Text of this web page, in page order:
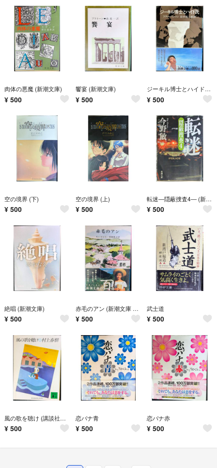
肉体の悪魔 (新潮文庫)
¥ 500
饗宴 (新潮文庫)
¥ 500
ジーキル博士とハイド氏 (新潮文庫)
¥ 500
空の境界 (下)
¥ 500
空の境界 (上)
¥ 500
転迷―隠蔽捜査4― (新潮文庫)
¥ 500
絶唱 (新潮文庫)
¥ 500
赤毛のアン (新潮文庫 モ 4-1)
¥ 500
武士道
¥ 500
風の歌を聴け (講談社文庫 む 6-1)
¥ 500
恋バナ青
¥ 500
恋バナ赤
¥ 500